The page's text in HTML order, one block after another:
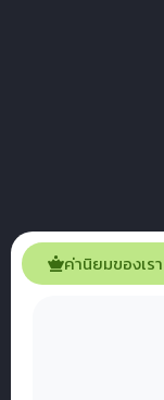
ค่านิยมของเรา